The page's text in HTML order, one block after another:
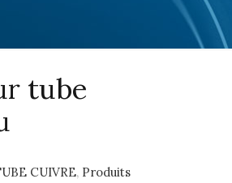
tube
CUIVRE, Produits